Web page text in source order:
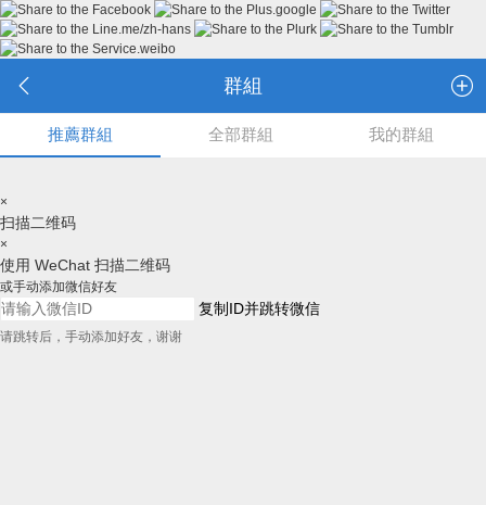
群組
推薦群組 全部群組 我的群組
×
扫描二维码
×
使用 WeChat 扫描二维码
或手动添加微信好友
复制ID并跳转微信
请跳转后，手动添加好友，谢谢